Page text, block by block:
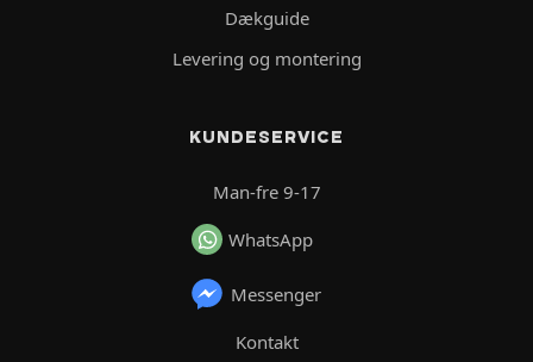
Dækguide
Levering og montering
KUNDESERVICE
Man-fre 9-17
WhatsApp
Messenger
Kontakt